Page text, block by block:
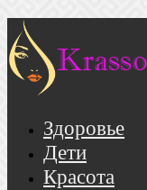
Здоровье
Дети
Красота